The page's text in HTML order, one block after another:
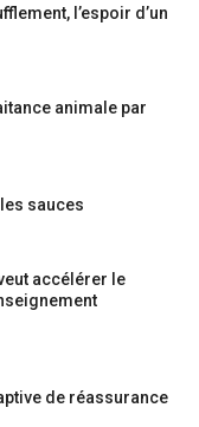
l’espoir d’un
animale par
sauces
accélérer le
de réassurance